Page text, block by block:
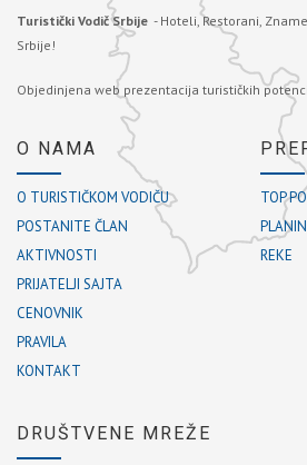
Turistički Vodič Srbije - Hoteli, Restorani,
Srbije!
Objedinjena web prezentacija turističkih
O NAMA
O TURISTIČKOM VODIČU
POSTANITE ČLAN
AKTIVNOSTI
PRIJATELJI SAJTA
CENOVNIK
PRAVILA
KONTAKT
TOP
REKE
DRUŠTVENE MREŽE